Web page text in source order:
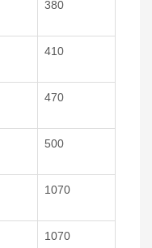
380
410
470
500
1070
1070